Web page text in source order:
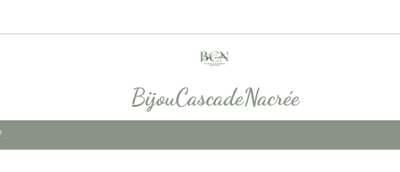
BijouCascadeNacrée
.